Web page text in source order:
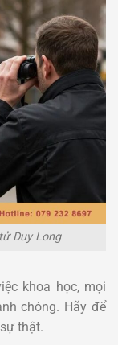
Duy Long
khoa học, mọi
chóng. Hãy để
thật.